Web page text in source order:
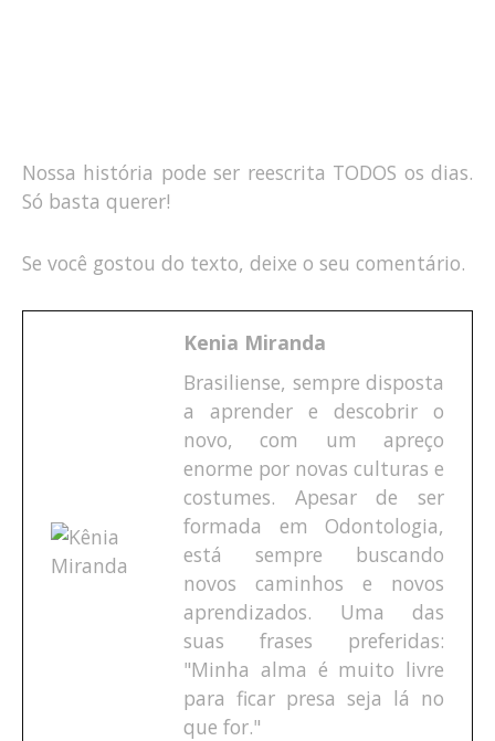
Nossa história pode ser reescrita TODOS os dias.
Só basta querer!
Se você gostou do texto, deixe o seu comentário.
Kenia Miranda
Brasiliense, sempre disposta
a aprender e descobrir o
novo, com um apreço
enorme por novas culturas e
costumes. Apesar de ser
formada em Odontologia,
está sempre buscando
novos caminhos e novos
aprendizados. Uma das
suas frases preferidas:
"Minha alma é muito livre
para ficar presa seja lá no
que for."